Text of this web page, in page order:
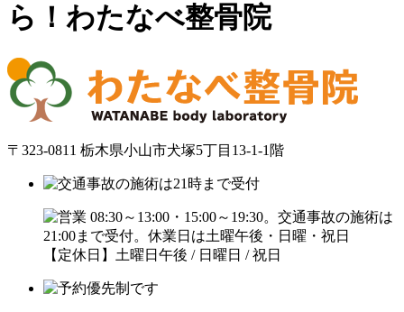
ら！わたなべ整骨院
〒323-0811 栃木県小山市犬塚5丁目13-1-1階
【定休日】土曜日午後 / 日曜日 / 祝日